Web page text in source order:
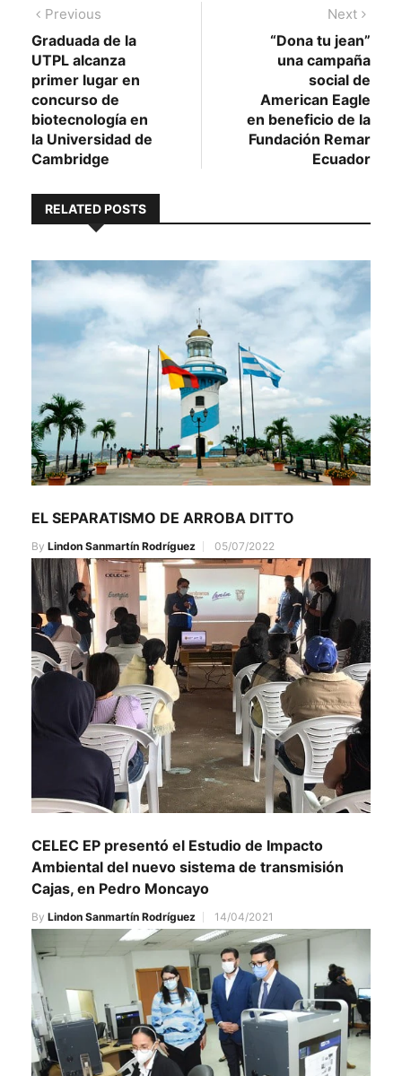
Navegación
de
entradas
Previous
post:
Graduada de la
UTPL alcanza
primer lugar en
concurso de
biotecnología en
la Universidad de
Cambridge
Next
“Dona tu jean”
una campaña
social de
American Eagle
en beneficio de la
Fundación Remar
Ecuador
RELATED POSTS
EL SEPARATISMO DE ARROBA DITTO
By Lindon Sanmartín Rodríguez 05/07/2022
CELEC EP presentó el Estudio de Impacto
Ambiental del nuevo sistema de transmisión
Cajas, en Pedro Moncayo
By Lindon Sanmartín Rodríguez 14/04/2021